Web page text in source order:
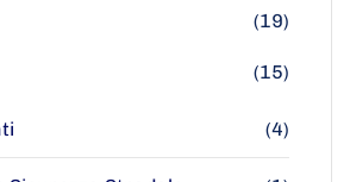
(19)
(15)
(4)